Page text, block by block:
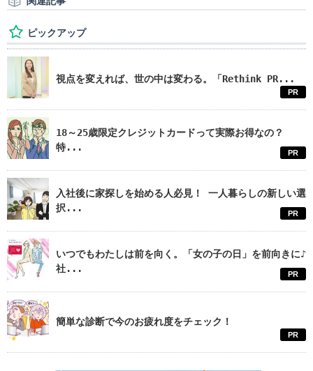
ピックアップ
視点を変えれば、世の中は変わる。「Rethink PR...
PR
18～25歳限定クレジットカードって実際お得なの？
特...
PR
入社後に家探しを始める人必見！ 一人暮らしの新しい選
択...
PR
いつでもわたしは前を向く。「女の子の日」を前向きに♪
社...
PR
簡単な診断で今のお疲れ度をチェック！
PR